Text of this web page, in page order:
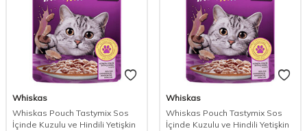
Whiskas
Whiskas Pouch Tastymix Sos
İçinde Kuzulu ve Hindili Yetişkin
Whiskas
Whiskas Pouch Tastymix Sos
İçinde Kuzulu ve Hindili Yetişkin